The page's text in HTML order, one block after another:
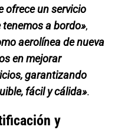
ofrece un servicio
a bordo»,
aerolínea de nueva
en mejorar
garantizando
fácil y cálida».
y